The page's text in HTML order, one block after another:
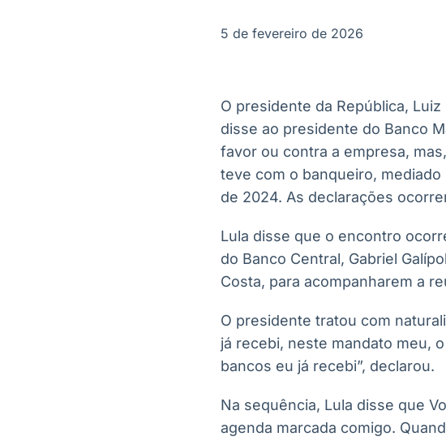
Plataforma para
negociação de
APIs para
integração de
Broadcast
Radar
Monitoramento
inteligente de
conteúdos
Broadcast
Fundos
A melhor
plataforma para
analisar fundos
de investimento
IA
Em breve
5 de fevereiro de 2026
O presidente da República,
disse ao presidente do Banco
favor ou contra a empresa,
teve com o banqueiro,
de 2024. As declarações
Lula disse que o encontro
do Banco Central, Gabriel
Costa, para acompanharem a
O presidente tratou com
já recebi, neste mandato meu,
bancos eu já recebi”, declarou.
Na sequência, Lula disse que
agenda marcada comigo.